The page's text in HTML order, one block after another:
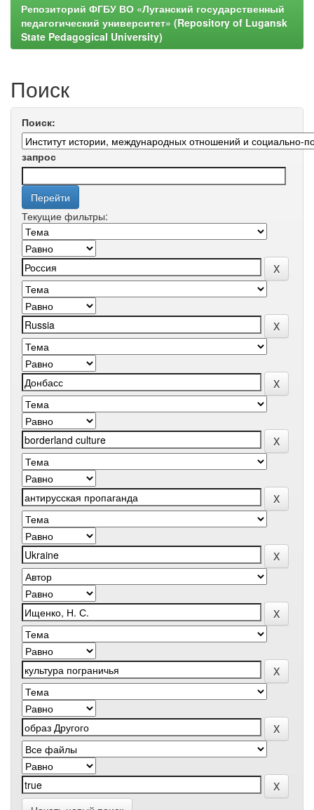
Репозиторий ФГБУ ВО «Луганский государственный
педагогический университет» (Repository of Lugansk
State Pedagogical University)
Поиск
Поиск:
запрос
Текущие фильтры: